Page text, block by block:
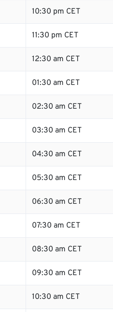
10:30 pm CET
11:30 pm CET
12:30 am CET
01:30 am CET
02:30 am CET
03:30 am CET
04:30 am CET
05:30 am CET
06:30 am CET
07:30 am CET
08:30 am CET
09:30 am CET
10:30 am CET